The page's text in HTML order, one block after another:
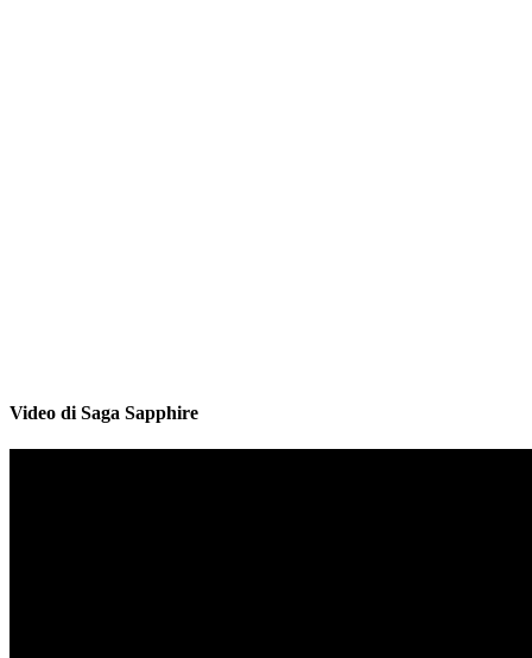
Video di Saga Sapphire